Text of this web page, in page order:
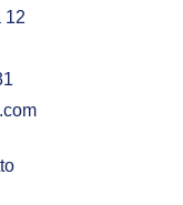
12